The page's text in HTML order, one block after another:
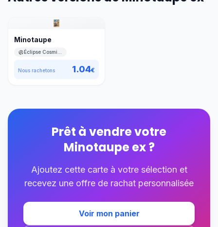
Minotaupe
Nous rachetons 1.04€
Prêt à vendre votre
Minotaupe ex?
Ajoutez cette carte à votre sélection et
recevez une offre de rachat personnalisée
Voir mon panier